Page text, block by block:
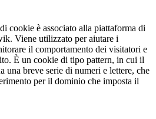
cookie è associato alla piattaforma di
Viene utilizzato per aiutare i
il comportamento dei visitatori e
È un cookie di tipo pattern, in cui il
una breve serie di numeri e lettere, che
per il dominio che imposta il